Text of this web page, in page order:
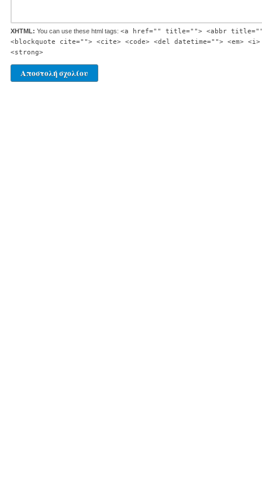
XHTML: You can use these html tags: <a href="" title=""> <abbr
<blockquote cite=""> <cite> <code> <del datetime=""> <em>
<strong>